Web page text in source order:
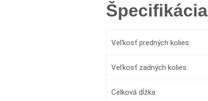
Špecifikácia
Veľkosť predných kolies:
Veľkosť zadných kolies:
Celková dĺžka: